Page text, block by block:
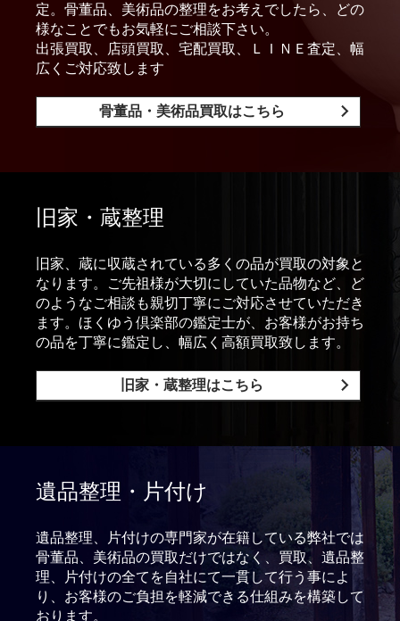
定。骨董品、美術品の整理をお考えでしたら、どの
様なことでもお気軽にご相談下さい。
出張買取、店頭買取、宅配買取、ＬＩＮＥ査定、幅
広くご対応致します
骨董品・美術品買取はこちら
旧家・蔵整理
旧家、蔵に収蔵されている多くの品が買取の対象と
なります。ご先祖様が大切にしていた品物など、ど
のようなご相談も親切丁寧にご対応させていただき
ます。ほくゆう倶楽部の鑑定士が、お客様がお持ち
の品を丁寧に鑑定し、幅広く高額買取致します。
旧家・蔵整理はこちら
遺品整理・片付け
遺品整理、片付けの専門家が在籍している弊社では
骨董品、美術品の買取だけではなく、買取、遺品整
理、片付けの全てを自社にて一貫して行う事によ
り、お客様のご負担を軽減できる仕組みを構築して
おります。